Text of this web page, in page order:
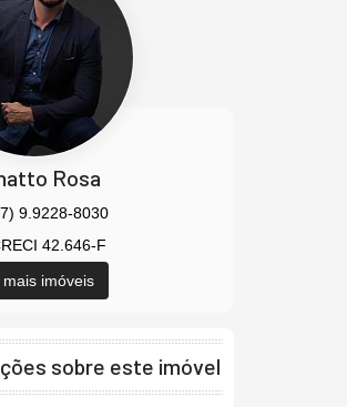
Rosa
9.9228-8030
42.646-F
imóveis
sobre este imóvel